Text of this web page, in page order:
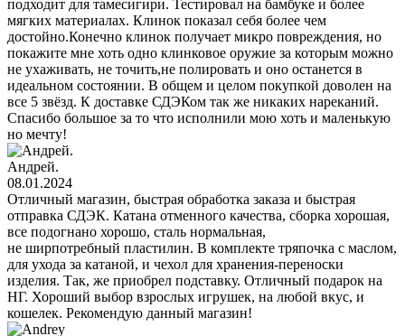
подходит для тамесигири. Тестировал на бамбуке и более
мягких материалах. Клинок показал себя более чем
достойно.Конечно клинок получает микро повреждения, но
покажите мне хоть одно клинковое оружие за которым можно
не ухаживать, не точить,не полировать и оно останется в
идеальном состоянии. В общем и целом покупкой доволен на
все 5 звёзд. К доставке СДЭКом так же никаких нареканий.
Спасибо большое за то что исполнили мою хоть и маленькую
но мечту!
Андрей.
08.01.2024
Отличный магазин, быстрая обработка заказа и быстрая
отправка СДЭК. Катана отменного качества, сборка хорошая,
все подогнано хорошо, сталь нормальная,
не ширпотребный пластилин. В комплекте тряпочка с маслом,
для ухода за катаной, и чехол для хранения-переноски
изделия. Так, же приобрел подставку. Отличный подарок на
НГ. Хороший выбор взрослых игрушек, на любой вкус, и
кошелек. Рекомендую данный магазин!